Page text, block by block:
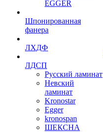
EGGER
Шпонированная
фанера
ЛХДФ
ЛДСП
Русский ламинат
Невский
ламинат
Kronostar
Egger
kronospan
ШЕКСНА